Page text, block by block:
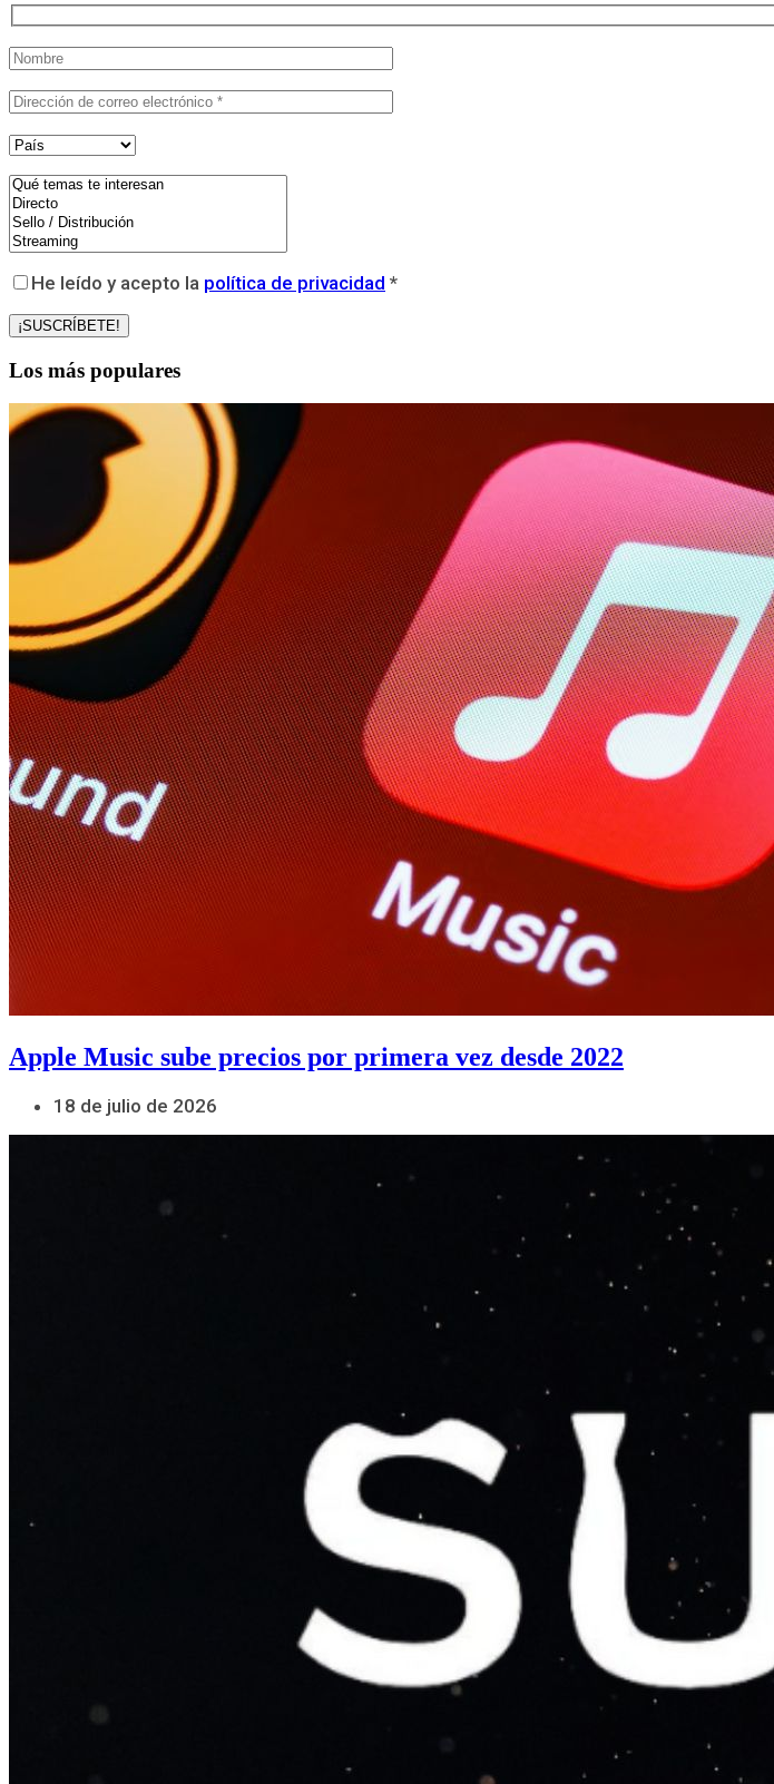
He leído y acepto la política de privacidad *
Los más populares
Apple Music sube precios por primera vez desde 2022
18 de julio de 2026